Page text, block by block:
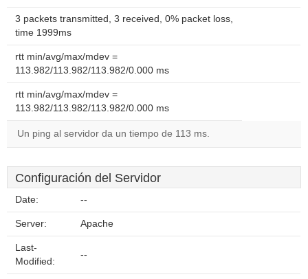
3 packets transmitted, 3 received, 0% packet loss,
time 1999ms
rtt min/avg/max/mdev =
113.982/113.982/113.982/0.000 ms
rtt min/avg/max/mdev =
113.982/113.982/113.982/0.000 ms
Un ping al servidor da un tiempo de 113 ms.
Configuración del Servidor
Date: --
Server: Apache
Last-
Modified:
--